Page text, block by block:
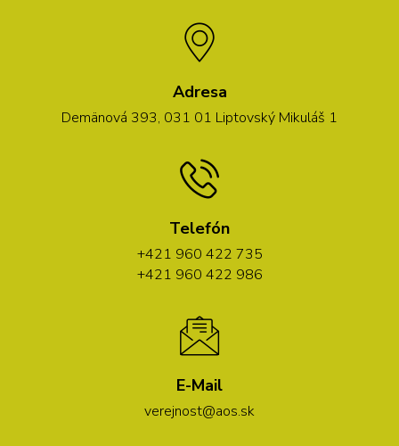
Adresa
Demänová 393, 031 01 Liptovský Mikuláš 1
Telefón
+421 960 422 735
+421 960 422 986
E-Mail
verejnost@aos.sk